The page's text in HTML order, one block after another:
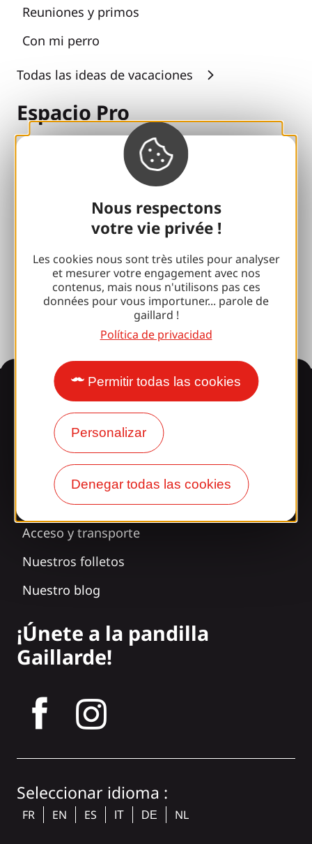
Nous respectons
votre vie privée !
Les cookies nous sont très utiles pour analyser
et mesurer votre engagement avec nos
contenus, mais nous n'utilisons pas ces
données pour vous importuner... parole de
gaillard !
Política de privacidad
Permitir todas las cookies
Personalizar
Denegar todas las cookies
Reuniones y primos
Con mi perro
Todas las ideas de vacaciones
Espacio Pro
Pausas deportivas
100% Club Gaillard
Brive 100% Evento
Fototeca
Sala de prensa
Información
¿Le sorprende nuestro
diseño?
Nuestros horarios
Acceso y transporte
Nuestros folletos
Nuestro blog
¡Únete a la pandilla
Gaillarde!
Seleccionar idioma :
FR EN ES IT DE NL